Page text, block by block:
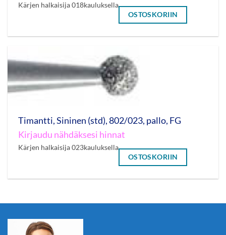
Kärjen halkaisija 018kauluksella
OSTOSKORIIN
Timantti, Sininen (std), 802/023, pallo, FG
Kirjaudu nähdäksesi hinnat
Kärjen halkaisija 023kauluksella
OSTOSKORIIN